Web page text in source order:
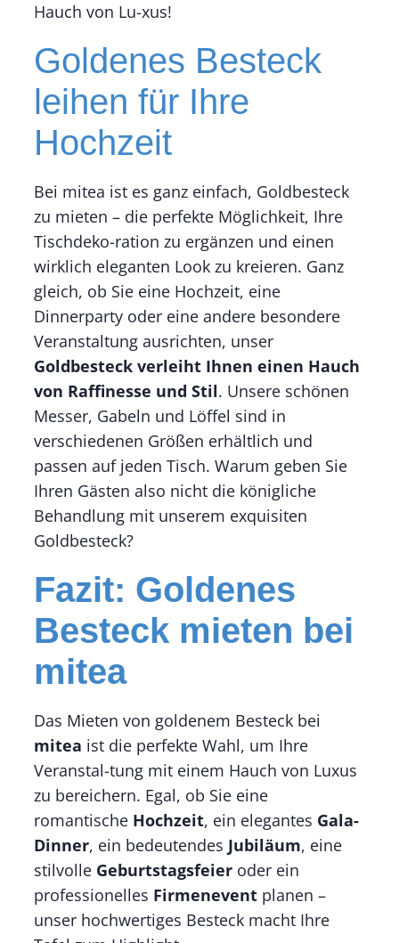
Hauch von Lu-xus!
Goldenes Besteck
leihen für Ihre
Hochzeit
Bei mitea ist es ganz einfach, Goldbesteck
zu mieten – die perfekte Möglichkeit, Ihre
Tischdeko-ration zu ergänzen und einen
wirklich eleganten Look zu kreieren. Ganz
gleich, ob Sie eine Hochzeit, eine
Dinnerparty oder eine andere besondere
Veranstaltung ausrichten, unser
Goldbesteck verleiht Ihnen einen Hauch
von Raffinesse und Stil. Unsere schönen
Messer, Gabeln und Löffel sind in
verschiedenen Größen erhältlich und
passen auf jeden Tisch. Warum geben Sie
Ihren Gästen also nicht die königliche
Behandlung mit unserem exquisiten
Goldbesteck?
Fazit: Goldenes
Besteck mieten bei
mitea
Das Mieten von goldenem Besteck bei
mitea ist die perfekte Wahl, um Ihre
Veranstal-tung mit einem Hauch von Luxus
zu bereichern. Egal, ob Sie eine
romantische Hochzeit, ein elegantes Gala-
Dinner, ein bedeutendes Jubiläum, eine
stilvolle Geburtstagsfeier oder ein
professionelles Firmenevent planen –
unser hochwertiges Besteck macht Ihre